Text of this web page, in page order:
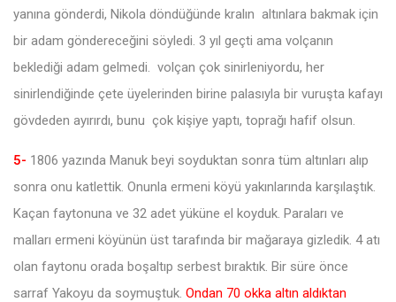
yanına gönderdi, Nikola döndüğünde kralın altınlara bakmak için
bir adam göndereceğini söyledi. 3 yıl geçti ama volçanın
beklediği adam gelmedi. volçan çok sinirleniyordu, her
sinirlendiğinde çete üyelerinden birine palasıyla bir vuruşta kafayı
gövdeden ayırırdı, bunu çok kişiye yaptı, toprağı hafif olsun.
5- 1806 yazında Manuk beyi soyduktan sonra tüm altınları alıp
sonra onu katlettik. Onunla ermeni köyü yakınlarında karşılaştık.
Kaçan faytonuna ve 32 adet yüküne el koyduk. Paraları ve
malları ermeni köyünün üst tarafında bir mağaraya gizledik. 4 atı
olan faytonu orada boşaltıp serbest bıraktık. Bir süre önce
sarraf Yakoyu da soymuştuk. Ondan 70 okka altın aldıktan